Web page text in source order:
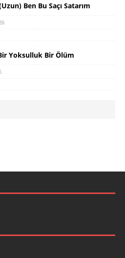
Ben Bu Saçı Satarım
Yoksulluk Bir Ölüm